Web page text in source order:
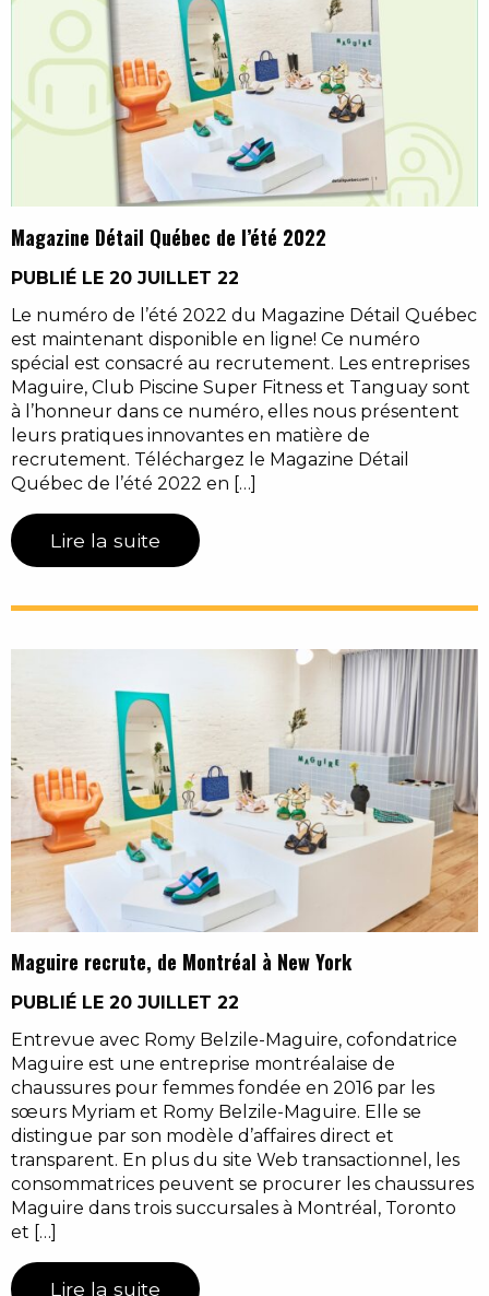
Magazine Détail Québec de l’été 2022
PUBLIÉ LE 20 JUILLET 22
Le numéro de l’été 2022 du Magazine Détail Québec
est maintenant disponible en ligne! Ce numéro
spécial est consacré au recrutement. Les entreprises
Maguire, Club Piscine Super Fitness et Tanguay sont
à l’honneur dans ce numéro, elles nous présentent
leurs pratiques innovantes en matière de
recrutement. Téléchargez le Magazine Détail
Québec de l’été 2022 en […]
Lire la suite
Maguire recrute, de Montréal à New York
PUBLIÉ LE 20 JUILLET 22
Entrevue avec Romy Belzile-Maguire, cofondatrice
Maguire est une entreprise montréalaise de
chaussures pour femmes fondée en 2016 par les
sœurs Myriam et Romy Belzile-Maguire. Elle se
distingue par son modèle d’affaires direct et
transparent. En plus du site Web transactionnel, les
consommatrices peuvent se procurer les chaussures
Maguire dans trois succursales à Montréal, Toronto
et […]
Lire la suite